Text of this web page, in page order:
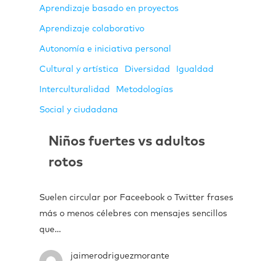
Aprendizaje basado en proyectos
Aprendizaje colaborativo
Autonomía e iniciativa personal
Cultural y artística Diversidad Igualdad
Interculturalidad Metodologías
Social y ciudadana
Niños fuertes vs adultos
rotos
Suelen circular por Faceebook o Twitter frases
más o menos célebres con mensajes sencillos
que…
jaimerodriguezmorante